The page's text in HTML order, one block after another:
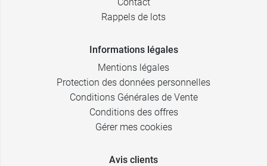
Rappels de lots
Informations légales
Mentions légales
Protection des données personnelles
Conditions Générales de Vente
Conditions des offres
Gérer mes cookies
Avis clients